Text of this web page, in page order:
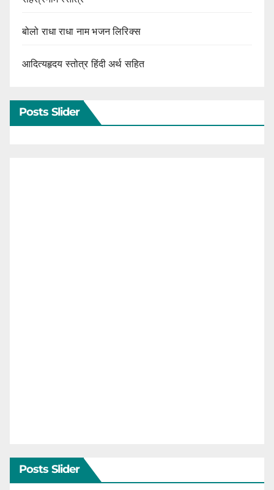
बोलो राधा राधा नाम भजन लिरिक्स
आदित्यहृदय स्तोत्र हिंदी अर्थ सहित
Posts Slider
Posts Slider